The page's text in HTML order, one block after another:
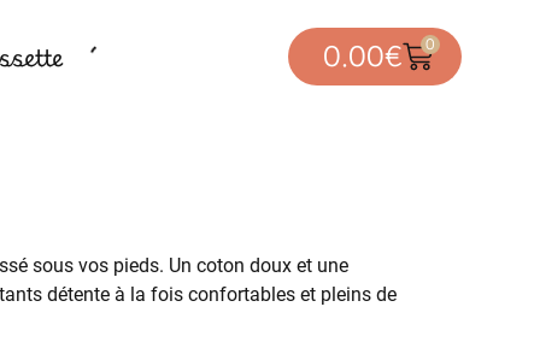
0.00€ 0
sous vos pieds. Un coton doux et une
détente à la fois confortables et pleins de